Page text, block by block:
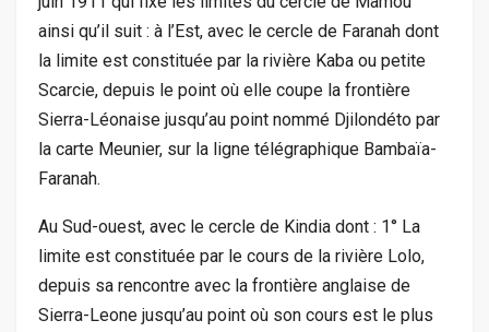
ainsi qu’il suit : à l’Est, avec le cercle de Faranah dont
la limite est constituée par la rivière Kaba ou petite
Scarcie, depuis le point où elle coupe la frontière
Sierra-Léonaise jusqu’au point nommé Djilondéto par
la carte Meunier, sur la ligne télégraphique Bambaïa-
Faranah.
Au Sud-ouest, avec le cercle de Kindia dont : 1° La
limite est constituée par le cours de la rivière Lolo,
depuis sa rencontre avec la frontière anglaise de
Sierra-Leone jusqu’au point où son cours est le plus